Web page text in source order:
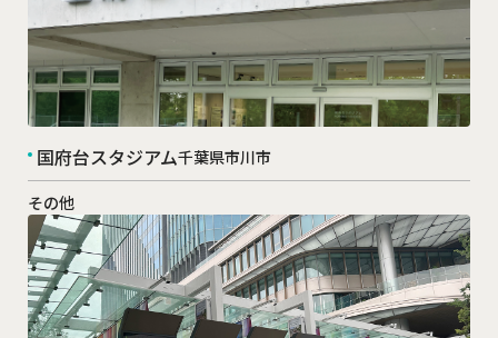
国府台スタジアム千葉県市川市
その他